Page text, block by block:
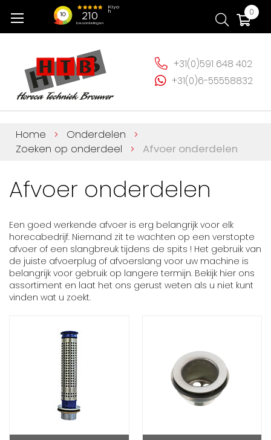
naar
0
+31(0)591 648 402
+31(0)6-55558832
Home
Onderdelen
Zoeken op onderdeel
Afvoer onderdelen
Afvoer onderdelen
Een goed werkende afvoer is erg belangrijk voor elk
horecabedrijf. Niemand zit te wachten op een verstopte
afvoer of een slangbreuk tijdens de spits ! Het gebruik van
de juiste afvoerplug of afvoerslang voor uw machine is
belangrijk voor gebruik op langere termijn. Bekijk hier ons
assortiment en laat het ons gerust weten als u niet kunt
vinden wat u zoekt.